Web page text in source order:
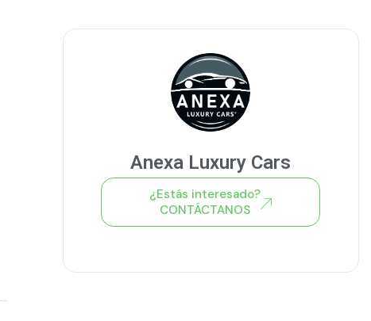
Anexa Luxury Cars
¿Estás interesado?
CONTÁCTANOS